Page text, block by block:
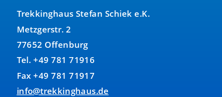
Trekkinghaus Stefan Schiek e.K.
Metzgerstr. 2
77652 Offenburg
Tel. +49 781 71916
Fax +49 781 71917
info@trekkinghaus.de